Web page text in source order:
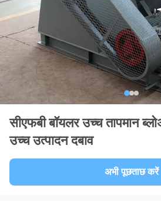
सीएफबी बॉयलर उच्च तापमान
उच्च उत्पादन दबाव
अभी पूछताछ करें